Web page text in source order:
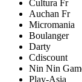
Cultura Fr
Auchan Fr
Micromania
Boulanger
Darty
Cdiscount
Nin Nin
Play-Asia